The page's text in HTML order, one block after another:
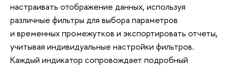
настраивать отображение данных, используя
различные фильтры для выбора параметров
и временных промежутков и экспортировать отчеты,
учитывая индивидуальные настройки фильтров.
Каждый индикатор сопровождает подробный